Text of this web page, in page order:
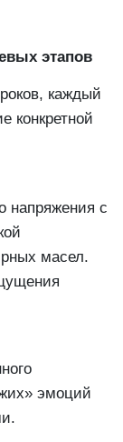
этапов
каждый
конкретной
напряжения с
масел.
эмоций